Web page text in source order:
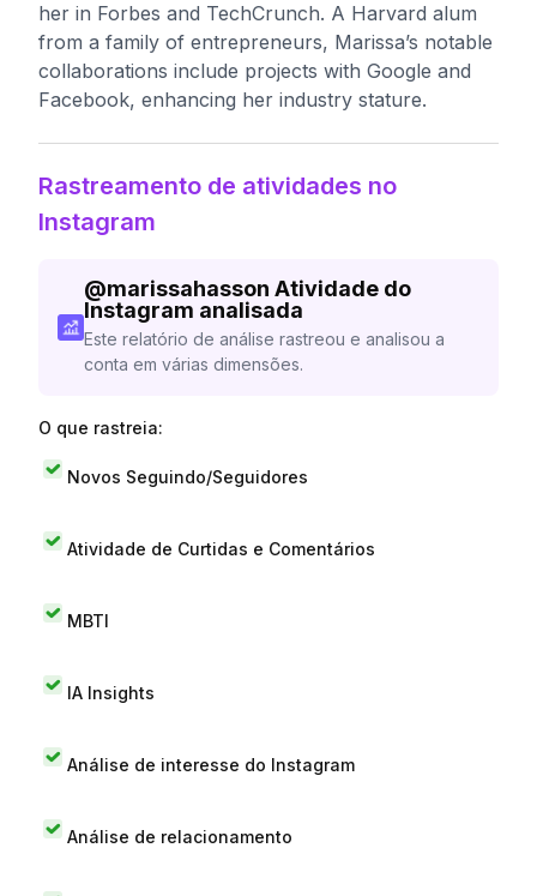
her in Forbes and TechCrunch. A Harvard alum
from a family of entrepreneurs, Marissa’s notable
collaborations include projects with Google and
Facebook, enhancing her industry stature.
Rastreamento de atividades no
Instagram
@marissahasson Atividade do
Instagram analisada
Este relatório de análise rastreou e analisou a
conta em várias dimensões.
O que rastreia:
Novos Seguindo/Seguidores
Atividade de Curtidas e Comentários
MBTI
IA Insights
Análise de interesse do Instagram
Análise de relacionamento